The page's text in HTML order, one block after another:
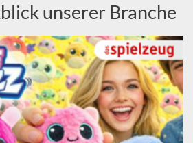
unserer Branche